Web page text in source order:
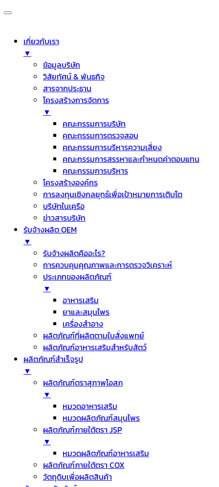
เกี่ยวกับเรา
▼
ข้อมูลบริษัท
วิสัยทัศน์ & พันธกิจ
สารจากประธาน
โครงสร้างการจัดการ
▼
คณะกรรมการบริษัท
คณะกรรมการตรวจสอบ
คณะกรรมการบริหารความเสี่ยง
คณะกรรมการสรรหาและกำหนดค่าตอบแทน
คณะกรรมการบริหาร
โครงสร้างองค์กร
การลงทุนเชิงกลยุทธ์เพื่อเป้าหมายการเติบโต
บริษัทในเครือ
ข่าวสารบริษัท
รับจ้างผลิต OEM
▼
รับจ้างผลิตคืออะไร?
การควบคุมคุณภาพและการตรวจวิเคราะห์
ประเภทของผลิตภัณฑ์
▼
อาหารเสริม
ยาและสมุนไพร
เครื่องสำอาง
ผลิตภัณฑ์ที่ผลิตตามใบสั่งแพทย์
ผลิตภัณฑ์อาหารเสริมสำหรับสัตว์
ผลิตภัณฑ์สำเร็จรูป
▼
ผลิตภัณฑ์ตราสุภาพโอสภ
▼
หมวดอาหารเสริม
หมวดผลิตภัณฑ์สมุนไพร
ผลิตภัณฑ์ภายใต้ตรา JSP
▼
หมวดผลิตภัณฑ์อาหารเสริม
ผลิตภัณฑ์ภายใต้ตรา COX
วัตถุดิบเพื่อผลิตสินค้า